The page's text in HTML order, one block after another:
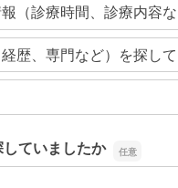
（診療時間、診療内容
歴、専門など）を探し
ていましたか
ていましたか